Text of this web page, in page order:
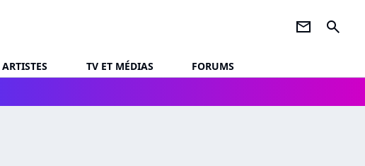
newsletter search
ARTISTES TV ET MÉDIAS
FORUMS